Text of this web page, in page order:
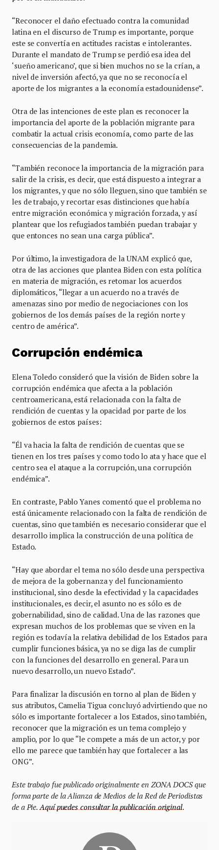
“Reconocer el daño efectuado contra la comunidad
latina en el discurso de Trump es importante, porque
este se convertía en actitudes racistas e intolerantes.
Durante el mandato de Trump se perdió esa idea del
‘sueño americano’, que si bien muchos no se la crían, a
nivel de inversión afectó, ya que no se reconocía el
aporte de los migrantes a la economía estadounidense”.
Otra de las intenciones de este plan es reconocer la
importancia del aporte de la población migrante para
combatir la actual crisis economía, como parte de las
consecuencias de la pandemia.
“También reconoce la importancia de la migración para
salir de la crisis, es decir, que está dispuesto a integrar a
los migrantes, y que no sólo lleguen, sino que también se
les de trabajo, y recortar esas distinciones que había
entre migración económica y migración forzada, y así
plantear que los refugiados también puedan trabajar y
que entonces no sean una carga pública”.
Por último, la investigadora de la UNAM explicó que,
otra de las acciones que plantea Biden con esta política
en materia de migración, es retomar los acuerdos
diplomáticos, “llegar a un acuerdo no a través de
amenazas sino por medio de negociaciones con los
gobiernos de los demás países de la región norte y
centro de américa”.
Corrupción endémica
Elena Toledo consideró que la visión de Biden sobre la
corrupción endémica que afecta a la población
centroamericana, está relacionada con la falta de
rendición de cuentas y la opacidad por parte de los
gobiernos de estos países:
“Él va hacia la falta de rendición de cuentas que se
tienen en los tres países y como todo lo ata y hace que el
centro sea el ataque a la corrupción, una corrupción
endémica”.
En contraste, Pablo Yanes comentó que el problema no
está únicamente relacionado con la falta de rendición de
cuentas, sino que también es necesario considerar que el
desarrollo implica la construcción de una política de
Estado.
“Hay que abordar el tema no sólo desde una perspectiva
de mejora de la gobernanza y del funcionamiento
institucional, sino desde la efectividad y la capacidades
institucionales, es decir, el asunto no es sólo es de
gobernabilidad, sino de calidad. Una de las razones que
expresan muchos de los problemas que se viven en la
región es todavía la relativa debilidad de los Estados para
cumplir funciones básica, ya no se diga las de cumplir
con la funciones del desarrollo en general. Para un
nuevo desarrollo, un nuevo Estado”.
Para finalizar la discusión en torno al plan de Biden y
sus atributos, Camelia Tigua concluyó advirtiendo que no
sólo es importante fortalecer a los Estados, sino también,
reconocer que la migración es un tema complejo y
amplio, por lo que “le compete a más de un actor, y por
ello me parece que también hay que fortalecer a las
ONG”.
Este trabajo fue publicado originalmente en ZONA DOCS que
forma parte de la Alianza de Medios de la Red de Periodistas
de a Pie.Aquí puedes consultar la publicación original.